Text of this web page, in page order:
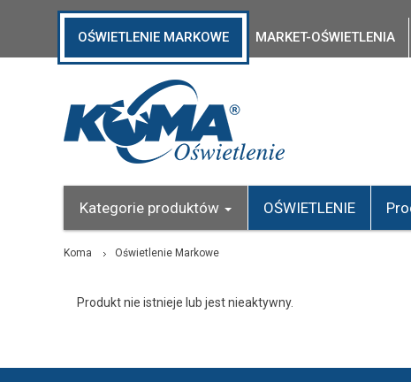
OŚWIETLENIE MARKOWE MARKET-OŚWIETLENIA
Kategorie produktów OŚWIETLENIE
Koma Oświetlenie Markowe
Produkt nie istnieje lub jest nieaktywny.